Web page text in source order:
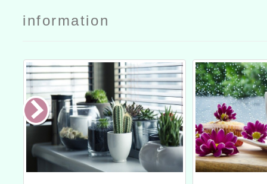
識課程與美
市天際線課
程」
市天際線課
程」公文
information